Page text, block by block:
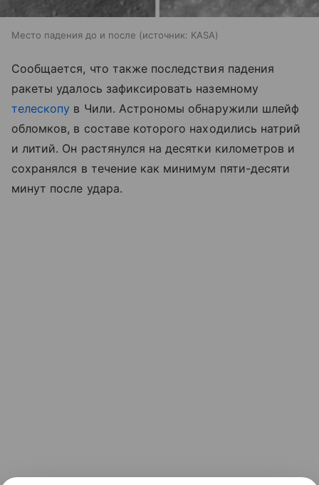
Место падения до и после источник: KASA
Сообщается, что также последствия падения
ракеты удалось зафиксировать наземному
телескопу в Чили. Астрономы обнаружили шлейф
обломков, в составе которого находились натрий
и литий. Он растянулся на десятки километров и
сохранялся в течение как минимум пяти-десяти
минут после удара.